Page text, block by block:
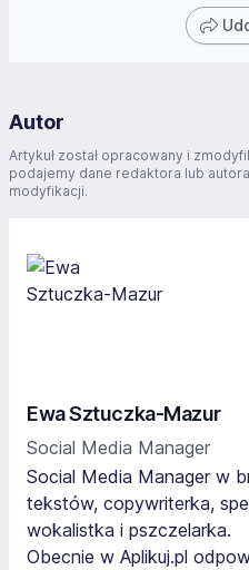
Autor
Artykuł został opracowany i
podajemy dane redaktora lub
modyfikacji.
Ewa Sztuczka-Mazur
Social Media Manager
Social Media Manager w
tekstów, copywriterka,
wokalistka i pszczelarka.
Obecnie w Aplikuj.pl